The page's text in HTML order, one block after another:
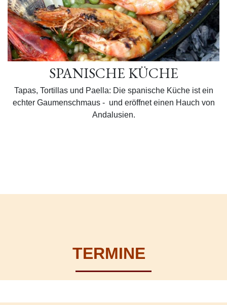
SPANISCHE KÜCHE
Tapas, Tortillas und Paella: Die spanische Küche ist ein
echter Gaumenschmaus - und eröffnet einen Hauch von
Andalusien.
TERMINE